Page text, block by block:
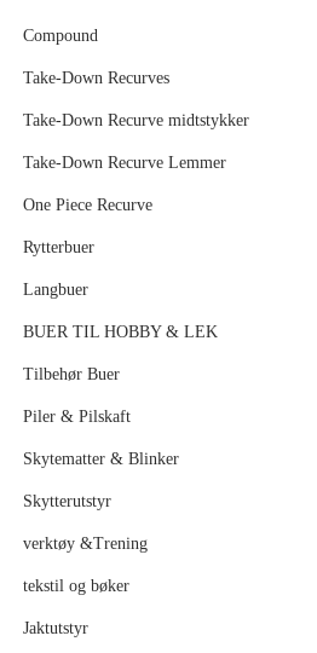
Compound
Take-Down Recurves
Take-Down Recurve midtstykker
Take-Down Recurve Lemmer
One Piece Recurve
Rytterbuer
Langbuer
BUER TIL HOBBY & LEK
Tilbehør Buer
Piler & Pilskaft
Skytematter & Blinker
Skytterutstyr
verktøy &Trening
tekstil og bøker
Jaktutstyr